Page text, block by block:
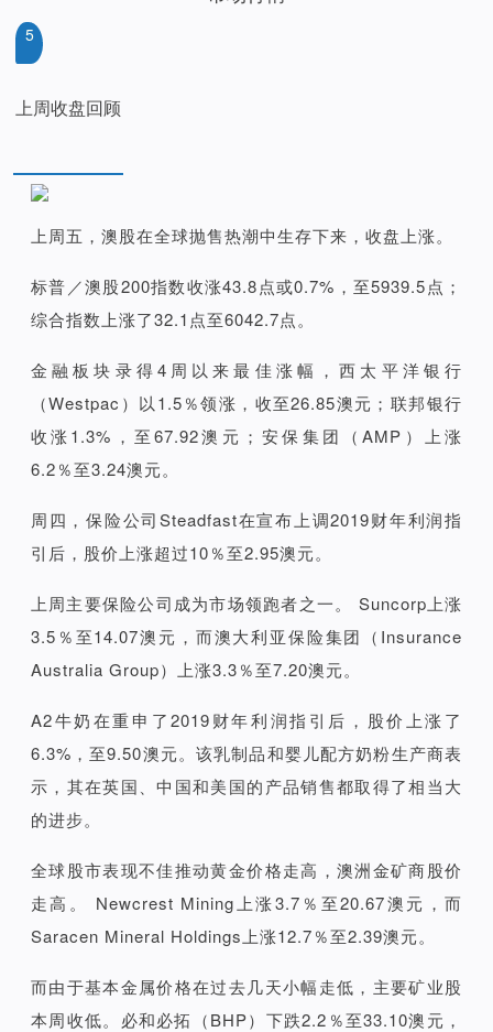
5
上周收盘回顾
上周五，澳股在全球抛售热潮中生存下来，收盘上涨。
标普／澳股200指数收涨43.8点或0.7%，至5939.5点；
综合指数上涨了32.1点至6042.7点。
金融板块录得4周以来最佳涨幅，西太平洋银行
（Westpac）以1.5％领涨，收至26.85澳元；联邦银行
收涨1.3%，至67.92澳元；安保集团（AMP）上涨
6.2％至3.24澳元。
周四，保险公司Steadfast在宣布上调2019财年利润指
引后，股价上涨超过10％至2.95澳元。
上周主要保险公司成为市场领跑者之一。 Suncorp上涨
3.5％至14.07澳元，而澳大利亚保险集团（Insurance
Australia Group）上涨3.3％至7.20澳元。
A2牛奶在重申了2019财年利润指引后，股价上涨了
6.3%，至9.50澳元。该乳制品和婴儿配方奶粉生产商表
示，其在英国、中国和美国的产品销售都取得了相当大
的进步。
全球股市表现不佳推动黄金价格走高，澳洲金矿商股价
走高。 Newcrest Mining上涨3.7％至20.67澳元，而
Saracen Mineral Holdings上涨12.7％至2.39澳元。
而由于基本金属价格在过去几天小幅走低，主要矿业股
本周收低。必和必拓（BHP）下跌2.2％至33.10澳元，